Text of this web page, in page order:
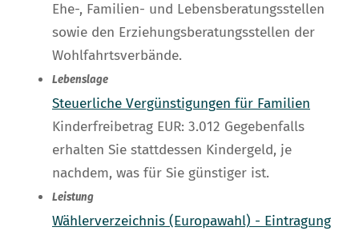
Ehe-, Familien- und Lebensberatungsstellen
sowie den Erziehungsberatungsstellen der
Wohlfahrtsverbände.
Lebenslage
Steuerliche Vergünstigungen für Familien
Kinderfreibetrag EUR: 3.012 Gegebenfalls
erhalten Sie stattdessen Kindergeld, je
nachdem, was für Sie günstiger ist.
Leistung
Wählerverzeichnis (Europawahl) - Eintragung